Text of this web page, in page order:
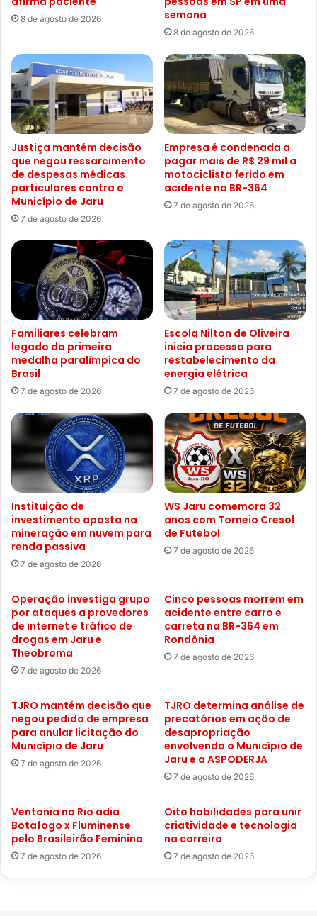
8 de agosto de 2026
semana
8 de agosto de 2026
Justiça mantém decisão
que negou ressarcimento
de despesas médicas
particulares contra o
Município de Jaru
7 de agosto de 2026
Empresa é condenada a
pagar mais de R$ 29 mil a
motociclista ferido em
acidente na BR-364
7 de agosto de 2026
Familiares celebram
legado da primeira
medalha paralímpica do
Brasil
7 de agosto de 2026
Escola Nilton de Oliveira
inicia processo para
restabelecimento da
energia elétrica
7 de agosto de 2026
Instituição de
investimento aposta na
mineração em nuvem para
renda passiva
7 de agosto de 2026
WS Jaru comemora 32
anos com Torneio Cresol
de Futebol
7 de agosto de 2026
Operação investiga grupo
por ataques a provedores
de internet e tráfico de
drogas em Jaru e
Theobroma
7 de agosto de 2026
Cinco pessoas morrem em
acidente entre carro e
carreta na BR-364 em
Rondônia
7 de agosto de 2026
TJRO mantém decisão que
negou pedido de empresa
para anular licitação do
Município de Jaru
7 de agosto de 2026
TJRO determina análise de
precatórios em ação de
desapropriação
envolvendo o Município de
Jaru e a ASPODERJA
7 de agosto de 2026
Ventania no Rio adia
Botafogo x Fluminense
pelo Brasileirão Feminino
7 de agosto de 2026
Oito habilidades para unir
criatividade e tecnologia
na carreira
7 de agosto de 2026